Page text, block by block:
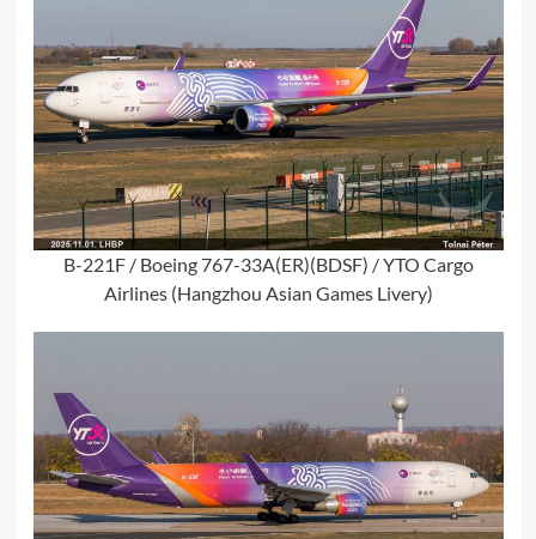
B-221F / Boeing 767-33A(ER)(BDSF) / YTO Cargo
Airlines (Hangzhou Asian Games Livery)